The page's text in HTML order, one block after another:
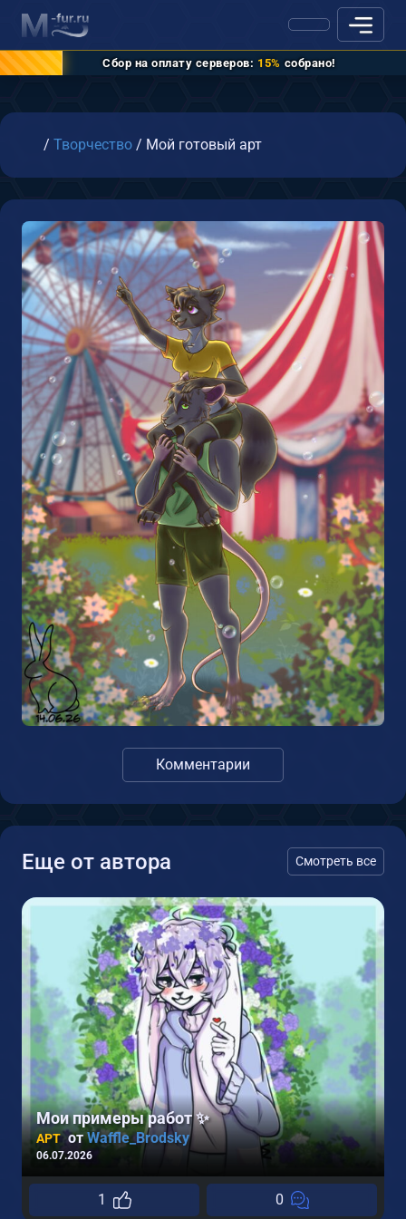
Сбор на оплату серверов: 15% собрано!
Главная
/ Творчество / Мой готовый арт
Комментарии
Еще от автора Смотреть все
Мои примеры работ ✨
АРТ отWaffle_Brodsky
06.07.2026
1 0